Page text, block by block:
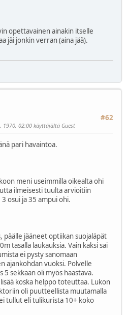
opettavainen ainakin itselle
jäi jonkin verran (aina jää).
#62
1970, 02:00 käyttäjältä Guest
pari havaintoa.
meni useimmilla oikealta ohi
ilmeisesti tuulta arvioitiin
osui ja 35 ampui ohi.
päälle jääneet optiikan suojaläpät
tasalla laukauksia. Vain kaksi sai
ei pysty sanomaan
ajankohdan vuoksi. Polvelle
sekkaan oli myös haastava.
koska helppo toteuttaa. Lukon
oli puutteellista muutamalla
tullut eli tulikurista 10+ koko